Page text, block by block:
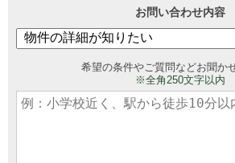
お問い合わせ内容
希望の条件やご質問などお聞か
※全角250文字以内